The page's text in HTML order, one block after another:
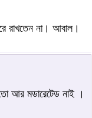
রাখতেন না। আবাল।
আর মডারেটেড নাই ।